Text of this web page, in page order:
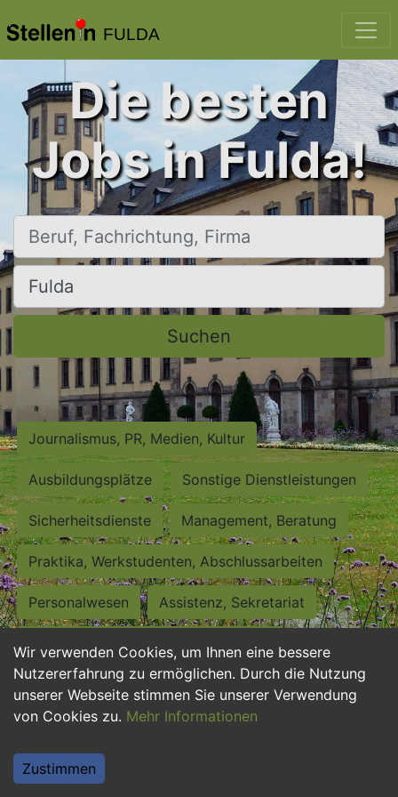
FULDA
Wir verwenden Cookies, um Ihnen eine bessere
Nutzererfahrung zu ermöglichen. Durch die Nutzung
unserer Webseite stimmen Sie unserer Verwendung
von Cookies zu. Mehr Informationen
Zustimmen
Die besten
Jobs in Fulda!
Beruf, Fachrichtung, Firma
Ort, Stadt
Suchen
Journalismus, PR, Medien, Kultur
Ausbildungsplätze Sonstige Dienstleistungen
Sicherheitsdienste Management, Beratung
Praktika, Werkstudenten, Abschlussarbeiten
Personalwesen Assistenz, Sekretariat
Hilfskräfte, Aushilfs- und Nebenjobs
Einkauf, Logistik, Materialwirtschaft
Weiterbildung, Studium, duale Ausbildung
Tourismus